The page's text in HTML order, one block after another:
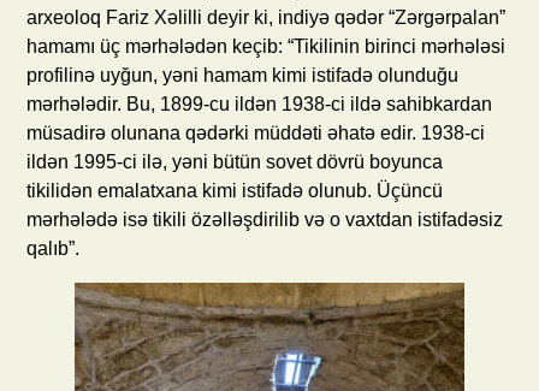
arxeoloq Fariz Xəlilli deyir ki, indiyə qədər “Zərgərpalan”
hamamı üç mərhələdən keçib: “Tikilinin birinci mərhələsi
profilinə uyğun, yəni hamam kimi istifadə olunduğu
mərhələdir. Bu, 1899-cu ildən 1938-ci ildə sahibkardan
müsadirə olunana qədərki müddəti əhatə edir. 1938-ci
ildən 1995-ci ilə, yəni bütün sovet dövrü boyunca
tikilidən emalatxana kimi istifadə olunub. Üçüncü
mərhələdə isə tikili özəlləşdirilib və o vaxtdan istifadəsiz
qalıb”.